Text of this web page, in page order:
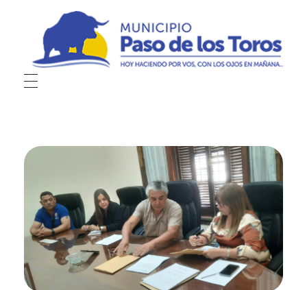
Municipio de Paso de los Toros
Hoy haciendo para vos, con los ojos en mañana